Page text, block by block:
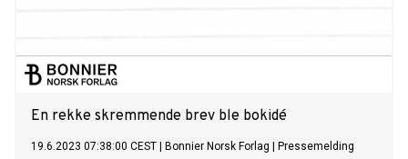
En rekke skremmende brev ble bokidé
19.6.2023 07:38:00 CEST Bonnier Norsk Forlag Pressemelding